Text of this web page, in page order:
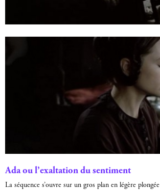
Ada ou l’exaltation du sentiment
La séquence s’ouvre sur un gros plan en légère plongée